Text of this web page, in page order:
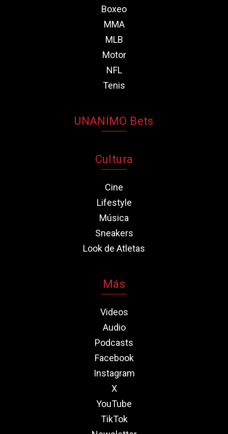
Boxeo
MMA
MLB
Motor
NFL
Tenis
UNANIMO Bets
Cultura
Cine
Lifestyle
Música
Sneakers
Look de Atletas
Más
Videos
Audio
Podcasts
Facebook
Instagram
X
YouTube
TikTok